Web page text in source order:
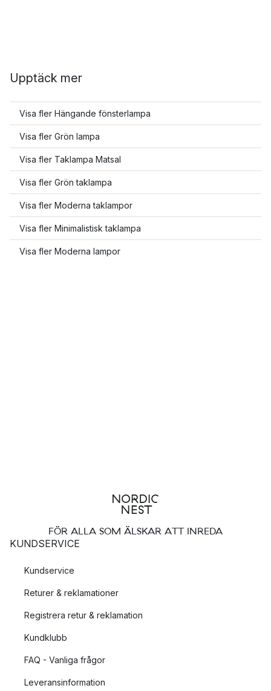
Upptäck mer
Visa fler Hängande fönsterlampa
Visa fler Grön lampa
Visa fler Taklampa Matsal
Visa fler Grön taklampa
Visa fler Moderna taklampor
Visa fler Minimalistisk taklampa
Visa fler Moderna lampor
FÖR ALLA SOM ÄLSKAR ATT INREDA
KUNDSERVICE
Kundservice
Returer & reklamationer
Registrera retur & reklamation
Kundklubb
FAQ - Vanliga frågor
Leveransinformation